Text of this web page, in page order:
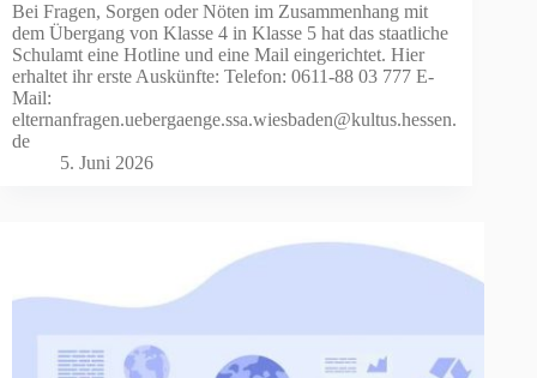
Bei Fragen, Sorgen oder Nöten im Zusammenhang mit
dem Übergang von Klasse 4 in Klasse 5 hat das staatliche
Schulamt eine Hotline und eine Mail eingerichtet. Hier
erhaltet ihr erste Auskünfte: Telefon: 0611-88 03 777 E-
Mail:
elternanfragen.uebergaenge.ssa.wiesbaden@kultus.hessen.
de
5. Juni 2026